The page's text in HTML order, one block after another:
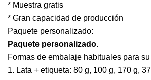
* Muestra gratis
* Gran capacidad de producción
Paquete personalizado:
Paquete personalizado.
Formas de embalaje habituales para
1. Lata + etiqueta: 80 g, 100 g, 170 g,